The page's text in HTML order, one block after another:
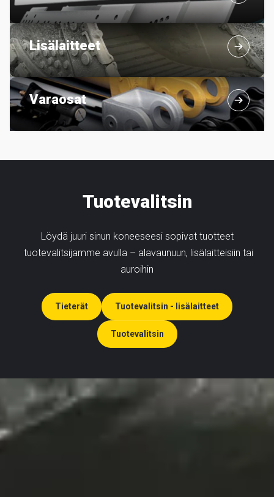
Lisälaitteet
Varaosat
Tuotevalitsin
Löydä juuri sinun koneeseesi sopivat tuotteet
tuotevalitsijamme avulla – alavaunuun, lisälaitteisiin tai
auroihin
Tieterät Tuotevalitsin - lisälaitteet
Tuotevalitsin